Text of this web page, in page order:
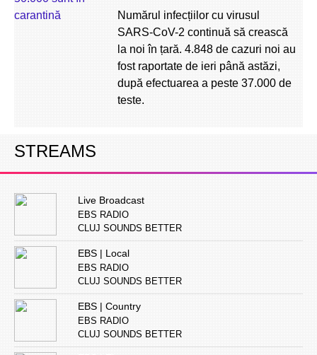
Numărul infecțiilor cu virusul
SARS-CoV-2 continuă să crească
la noi în țară. 4.848 de cazuri noi au
fost raportate de ieri până astăzi,
după efectuarea a peste 37.000 de
teste.
STREAMS
Live Broadcast
EBS RADIO
CLUJ SOUNDS BETTER
EBS | Local
EBS RADIO
CLUJ SOUNDS BETTER
EBS | Country
EBS RADIO
CLUJ SOUNDS BETTER